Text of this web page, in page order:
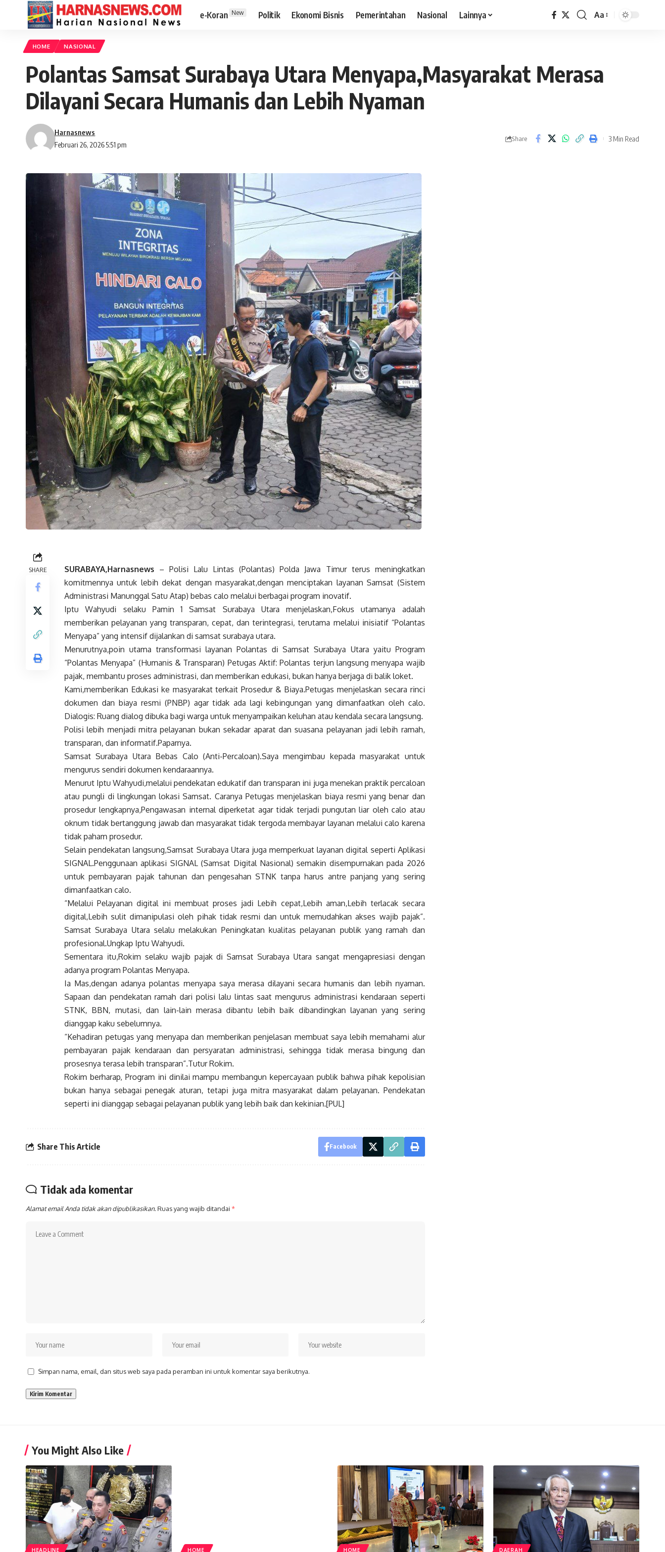
e-Koran New Politik Ekonomi Bisnis Pemerintahan Nasional Lainnya Aa
HOME NASIONAL
Polantas Samsat Surabaya Utara Menyapa,Masyarakat Merasa
Dilayani Secara Humanis dan Lebih Nyaman
Februari 26, 2026 5:51 pm
Harnasnews
Share 3 Min Read
SHARE SURABAYA,Harnasnews – Polisi Lalu Lintas (Polantas) Polda Jawa Timur terus meningkatkan
komitmennya untuk lebih dekat dengan masyarakat,dengan menciptakan layanan Samsat (Sistem
Administrasi Manunggal Satu Atap) bebas calo melalui berbagai program inovatif.
Iptu Wahyudi selaku Pamin 1 Samsat Surabaya Utara menjelaskan,Fokus utamanya adalah
memberikan pelayanan yang transparan, cepat, dan terintegrasi, terutama melalui inisiatif “Polantas
Menyapa” yang intensif dijalankan di samsat surabaya utara.
Menurutnya,poin utama transformasi layanan Polantas di Samsat Surabaya Utara yaitu Program
“Polantas Menyapa” (Humanis & Transparan) Petugas Aktif: Polantas terjun langsung menyapa wajib
pajak, membantu proses administrasi, dan memberikan edukasi, bukan hanya berjaga di balik loket.
Kami,memberikan Edukasi ke masyarakat terkait Prosedur & Biaya.Petugas menjelaskan secara rinci
dokumen dan biaya resmi (PNBP) agar tidak ada lagi kebingungan yang dimanfaatkan oleh calo.
Dialogis: Ruang dialog dibuka bagi warga untuk menyampaikan keluhan atau kendala secara langsung.
Polisi lebih menjadi mitra pelayanan bukan sekadar aparat dan suasana pelayanan jadi lebih ramah,
transparan, dan informatif.Paparnya.
Samsat Surabaya Utara Bebas Calo (Anti-Percaloan).Saya mengimbau kepada masyarakat untuk
mengurus sendiri dokumen kendaraannya.
Menurut Iptu Wahyudi,melalui pendekatan edukatif dan transparan ini juga menekan praktik percaloan
atau pungli di lingkungan lokasi Samsat. Caranya Petugas menjelaskan biaya resmi yang benar dan
prosedur lengkapnya,Pengawasan internal diperketat agar tidak terjadi pungutan liar oleh calo atau
oknum tidak bertanggung jawab dan masyarakat tidak tergoda membayar layanan melalui calo karena
tidak paham prosedur.
Selain pendekatan langsung,Samsat Surabaya Utara juga memperkuat layanan digital seperti Aplikasi
SIGNAL.Penggunaan aplikasi SIGNAL (Samsat Digital Nasional) semakin disempurnakan pada 2026
untuk pembayaran pajak tahunan dan pengesahan STNK tanpa harus antre panjang yang sering
dimanfaatkan calo.
“Melalui Pelayanan digital ini membuat proses jadi Lebih cepat,Lebih aman,Lebih terlacak secara
digital,Lebih sulit dimanipulasi oleh pihak tidak resmi dan untuk memudahkan akses wajib pajak”.
Samsat Surabaya Utara selalu melakukan Peningkatan kualitas pelayanan publik yang ramah dan
profesional.Ungkap Iptu Wahyudi.
Sementara itu,Rokim selaku wajib pajak di Samsat Surabaya Utara sangat mengapresiasi dengan
adanya program Polantas Menyapa.
Ia Mas,dengan adanya polantas menyapa saya merasa dilayani secara humanis dan lebih nyaman.
Sapaan dan pendekatan ramah dari polisi lalu lintas saat mengurus administrasi kendaraan seperti
STNK, BBN, mutasi, dan lain-lain merasa dibantu lebih baik dibandingkan layanan yang sering
dianggap kaku sebelumnya.
“Kehadiran petugas yang menyapa dan memberikan penjelasan membuat saya lebih memahami alur
pembayaran pajak kendaraan dan persyaratan administrasi, sehingga tidak merasa bingung dan
prosesnya terasa lebih transparan”.Tutur Rokim.
Rokim berharap, Program ini dinilai mampu membangun kepercayaan publik bahwa pihak kepolisian
bukan hanya sebagai penegak aturan, tetapi juga mitra masyarakat dalam pelayanan. Pendekatan
seperti ini dianggap sebagai pelayanan publik yang lebih baik dan kekinian.[PUL]
Share This Article Facebook
Tidak ada komentar
Alamat email Anda tidak akan dipublikasikan.Ruas yang wajib ditandai *
Simpan nama, email, dan situs web saya pada peramban ini untuk komentar saya berikutnya.
You Might Also Like
HEADLINE HOME HOME DAERAH